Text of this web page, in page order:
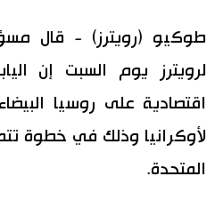
اقتصاد
مجتمع
ثقافة
هو وهي
المطبخ الياباني
طوكيو (رويترز) - قال
لرويترز يوم السبت إن
اقتصادية على روسيا
لأوكرانيا وذلك في خطوة
المتحدة.